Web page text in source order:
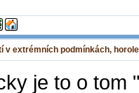
v extrémních podmínkách,
je to o tom